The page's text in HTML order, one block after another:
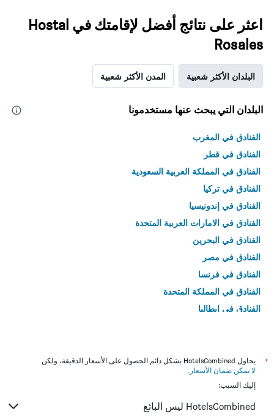
اعثر على نتائج أفضل لإقامتك في Hostal
Rosales
البلدان الأكثر شعبية المدن الأكثر شعبية
البلدان التي يبحث عنها مستخدمونا
الفنادق في المغرب
الفنادق في قطر
الفنادق في المملكة العربية السعودية
الفنادق في تركيا
الفنادق في إندونيسيا
الفنادق في الامارات العربية المتحدة
الفنادق في البحرين
الفنادق في مصر
الفنادق في فرنسا
الفنادق في المملكة المتحدة
الفنادق في إيطاليا
*
يحاول HotelsCombined بشكل دائم الحصول على الأسعار الدقيقة، ولكن
لا يمكن ضمان الأسعار .
إليك السبب:
HotelsCombined ليس البائع